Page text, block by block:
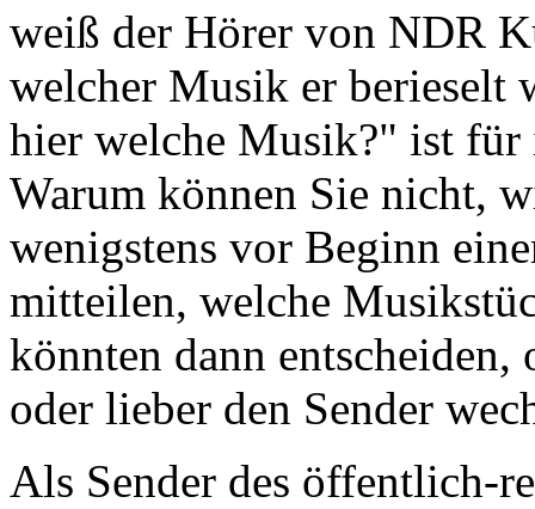
weiß der Hörer von NDR
welcher Musik er berieselt
hier welche Musik?" ist
Warum können Sie nicht,
wenigstens vor Beginn
mitteilen, welche
könnten dann
oder lieber den Sender
Als Sender des öffentlich-